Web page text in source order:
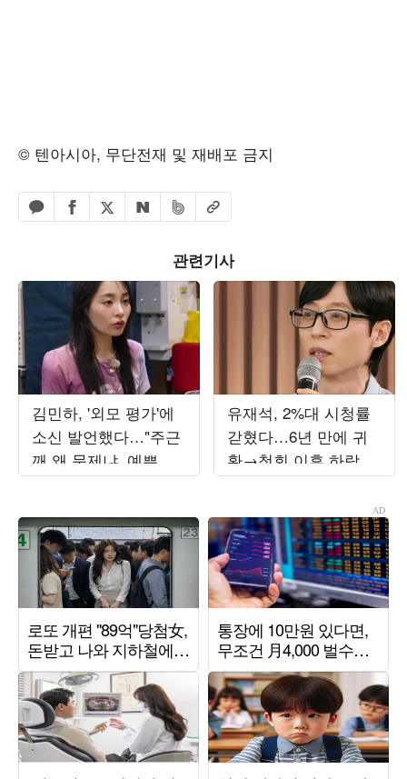
© 텐아시아, 무단전재 및 재배포 금지
카카오톡 공유하기
페이스북 공유하기
엑스 공유하기
네이버 공유하기
밴드 공유하기
URL복사
관련기사
김민하, '외모 평가'에
소신 발언했다…"주근
깨 왜 문제냐, 예쁜 것
관심 없어" ('전현무계
유재석, 2%대 시청률
갇혔다…6년 만에 귀
환→첫회 이후 하락세
'2.3%' ('해투')[종합]